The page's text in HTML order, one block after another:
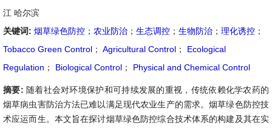
江 哈尔滨
关键词: 烟草绿色防控 ； 农业防治 ； 生态调控 ； 生物防治 ； 理化诱控 ；
Tobacco Green Control ； Agricultural Control ；
Ecological
Regulation ； Biological Control ； Physical and Chemical Control
摘要: 随着社会对环境保护和可持续发展的重视，传统依赖化学农药的
烟草病虫害防治方法已难以满足现代农业生产的需求。烟草绿色防控技
术应运而生。本文旨在探讨烟草绿色防控综合技术体系的构建及其在实